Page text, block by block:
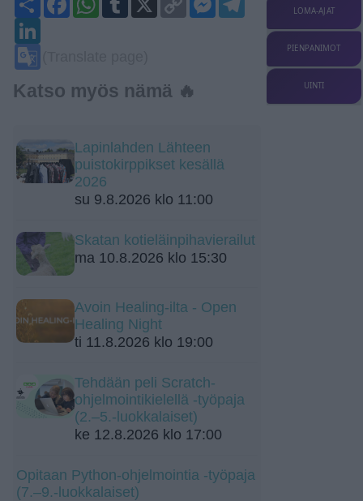
Link
Katso myös nämä 🔥
Lapinlahden Lähteen
puistokirppikset kesällä
2026
su 9.8.2026 klo 11:00
Skatan kotieläinpihavierailut
ma 10.8.2026 klo 15:30
Avoin Healing-ilta - Open
Healing Night
ti 11.8.2026 klo 19:00
Tehdään peli Scratch-
ohjelmointikielellä -työpaja
(2.–5.-luokkalaiset)
ke 12.8.2026 klo 17:00
Opitaan Python-ohjelmointia -työpaja
(7.–9.-luokkalaiset)
LOMA-AJAT
PIENPANIMOT
UINTI